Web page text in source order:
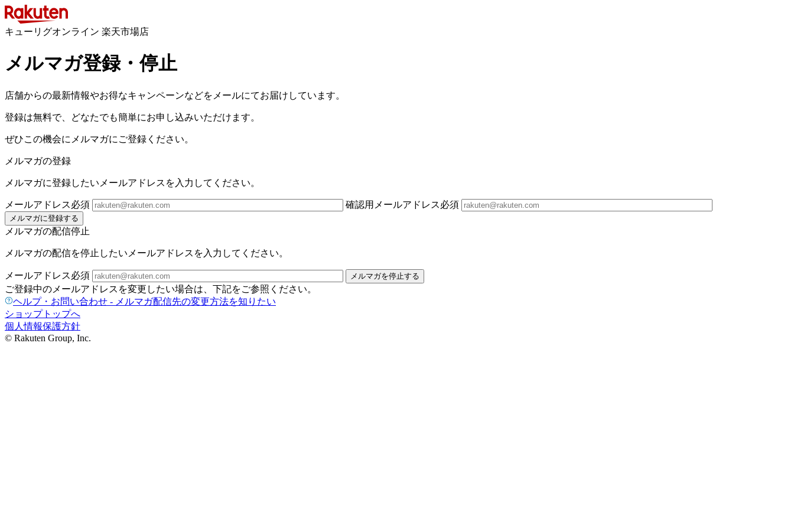
キューリグオンライン 楽天市場店
メルマガ登録・停止
店舗からの最新情報やお得なキャンペーンなどをメールにてお届けしています。
登録は無料で、どなたでも簡単にお申し込みいただけます。
ぜひこの機会にメルマガにご登録ください。
メルマガの登録
メルマガに登録したいメールアドレスを入力してください。
メールアドレス必須 確認用メールアドレス必須
メルマガに登録する
メルマガの配信停止
メルマガの配信を停止したいメールアドレスを入力してください。
メールアドレス必須 メルマガを停止する
ご登録中のメールアドレスを変更したい場合は、下記をご参照ください。
ヘルプ・お問い合わせ - メルマガ配信先の変更方法を知りたい
ショップトップへ
個人情報保護方針
© Rakuten Group, Inc.